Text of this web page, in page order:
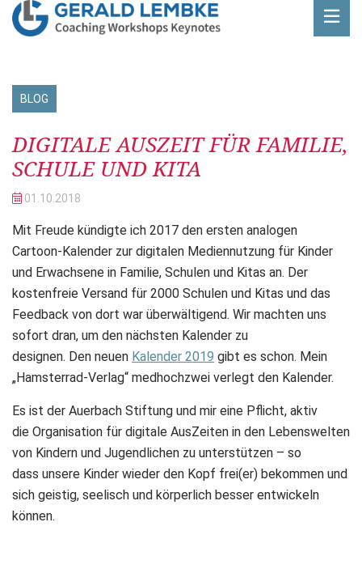
BLOG
DIGITALE AUSZEIT FÜR FAMILIE,
SCHULE UND KITA
01.10. 2018
Mit Freude kündigte ich 2017 den ersten analogen
Cartoon-Kalender zur digitalen Mediennutzung für Kinder
und Erwachsene in Familie, Schulen und Kitas an. Der
kostenfreie Versand für 2000 Schulen und Kitas und das
Feedback von dort war überwältigend. Wir machten uns
sofort dran, um den nächsten Kalender zu
designen. Den neuen Kalender 2019 gibt es schon. Mein
„Hamsterrad-Verlag“ medhochzwei verlegt den Kalender.
Es ist der Auerbach Stiftung und mir eine Pflicht, aktiv
die Organisation für digitale AusZeiten in den Lebenswelten
von Kindern und Jugendlichen zu unterstützen – so
dass unsere Kinder wieder den Kopf frei(er) bekommen und
sich geistig, seelisch und körperlich besser entwickeln
können.